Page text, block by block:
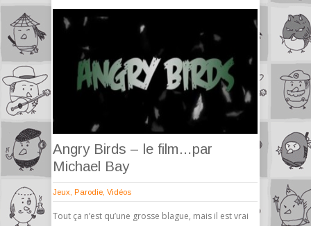
Angry Birds – le film…par
Michael Bay
Jeux Parodie Vidéos
Tout ça n’est qu’une grosse blague, mais il est vrai